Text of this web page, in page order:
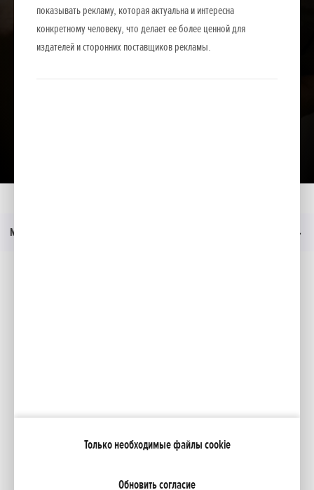
показывать рекламу, которая актуальна и интересна
конкретному человеку, что делает ее более ценной для
издателей и сторонних поставщиков рекламы.
Только необходимые файлы cookie
Обновить согласие
Меню